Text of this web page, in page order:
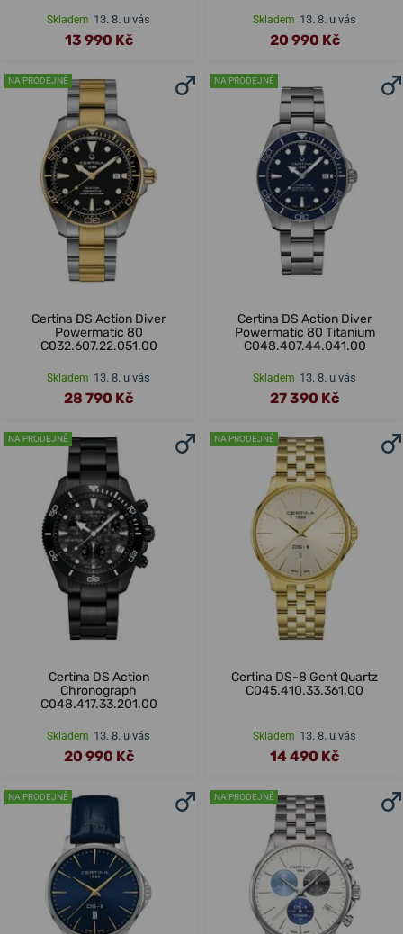
Skladem 13. 8. u vás
13 990 Kč
Skladem 13. 8. u vás
20 990 Kč
NA PRODEJNĚ
Certina DS Action Diver
Powermatic 80
C032.607.22.051.00
Skladem 13. 8. u vás
28 790 Kč
NA PRODEJNĚ
Certina DS Action Diver
Powermatic 80 Titanium
C048.407.44.041.00
Skladem 13. 8. u vás
27 390 Kč
NA PRODEJNĚ
Certina DS Action
Chronograph
C048.417.33.201.00
Skladem 13. 8. u vás
20 990 Kč
NA PRODEJNĚ
Certina DS-8 Gent Quartz
C045.410.33.361.00
Skladem 13. 8. u vás
14 490 Kč
NA PRODEJNĚ NA PRODEJNĚ